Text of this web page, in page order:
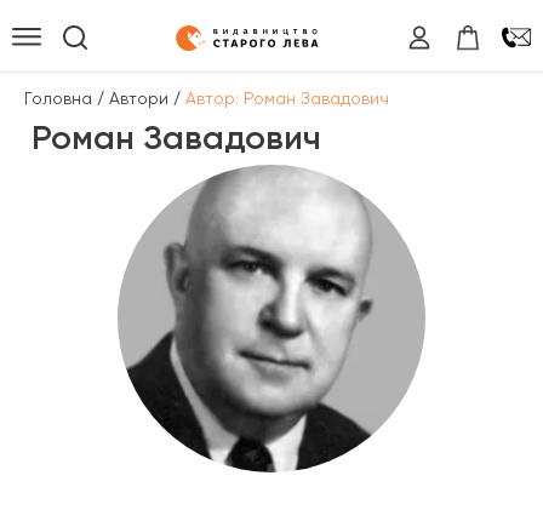
Головна / Автори / Автор: Роман Завадович
Роман Завадович